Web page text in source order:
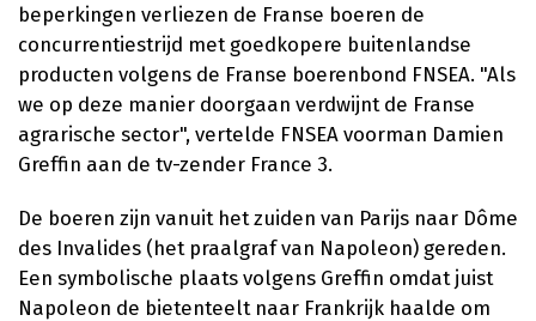
beperkingen verliezen de Franse boeren de
concurrentiestrijd met goedkopere buitenlandse
producten volgens de Franse boerenbond FNSEA. "Als
we op deze manier doorgaan verdwijnt de Franse
agrarische sector", vertelde FNSEA voorman Damien
Greffin aan de tv-zender France 3.
De boeren zijn vanuit het zuiden van Parijs naar Dôme
des Invalides (het praalgraf van Napoleon) gereden.
Een symbolische plaats volgens Greffin omdat juist
Napoleon de bietenteelt naar Frankrijk haalde om